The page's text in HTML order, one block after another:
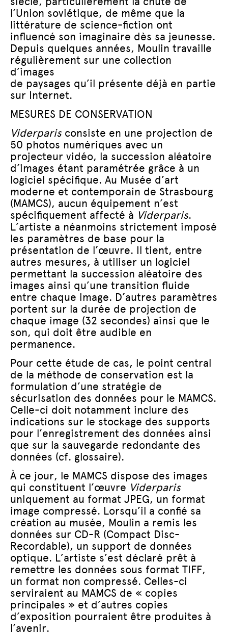
l’Union soviétique, de même que la
littérature de science-fiction ont
influencé son imaginaire dès sa jeunesse.
Depuis quelques années, Moulin travaille
régulièrement sur une collection
d’images
de paysages qu’il présente déjà en partie
sur Internet.
MESURES DE CONSERVATION
Viderparisconsiste en une projection de
50 photos numériques avec un
projecteur vidéo, la succession aléatoire
d’images étant paramétrée grâce à un
logiciel spécifique. Au Musée d’art
moderne et contemporain de Strasbourg
(MAMCS), aucun équipement n’est
spécifiquement affecté à Viderparis.
L’artiste a néanmoins strictement imposé
les paramètres de base pour la
présentation de l’œuvre. Il tient, entre
autres mesures, à utiliser un logiciel
permettant la succession aléatoire des
images ainsi qu’une transition fluide
entre chaque image. D’autres paramètres
portent sur la durée de projection de
chaque image (32 secondes) ainsi que le
son, qui doit être audible en
permanence.
Pour cette étude de cas, le point central
de la méthode de conservation est la
formulation d’une stratégie de
sécurisation des données pour le MAMCS.
Celle-ci doit notamment inclure des
indications sur le stockage des supports
pour l’enregistrement des données ainsi
que sur la sauvegarde redondante des
données (cf. glossaire).
À ce jour, le MAMCS dispose des images
qui constituent l’œuvre Viderparis
uniquement au format JPEG, un format
image compressé. Lorsqu’il a confié sa
création au musée, Moulin a remis les
données sur CD-R (Compact Disc-
Recordable), un support de données
optique. L’artiste s’est déclaré prêt à
remettre les données sous format TIFF,
un format non compressé. Celles-ci
serviraient au MAMCS de « copies
principales » et d’autres copies
d’exposition pourraient être produites à
l’avenir.